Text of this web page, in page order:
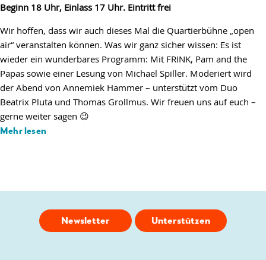
Beginn 18 Uhr, Einlass 17 Uhr. Eintritt frei
Wir hoffen, dass wir auch dieses Mal die Quartierbühne „open
air“ veranstalten können. Was wir ganz sicher wissen: Es ist
wieder ein wunderbares Programm: Mit FRINK, Pam and the
Papas sowie einer Lesung von Michael Spiller. Moderiert wird
der Abend von Annemiek Hammer – unterstützt vom Duo
Beatrix Pluta und Thomas Grollmus. Wir freuen uns auf euch –
gerne weiter sagen 😉
Mehr lesen
Newsletter Unterstützen